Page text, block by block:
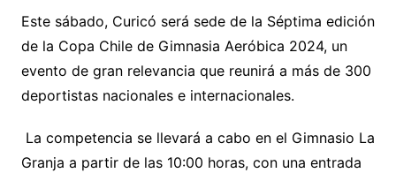
Este sábado, Curicó será sede de la Séptima edición
de la Copa Chile de Gimnasia Aeróbica 2024, un
evento de gran relevancia que reunirá a más de 300
deportistas nacionales e internacionales.
La competencia se llevará a cabo en el Gimnasio La
Granja a partir de las 10:00 horas, con una entrada